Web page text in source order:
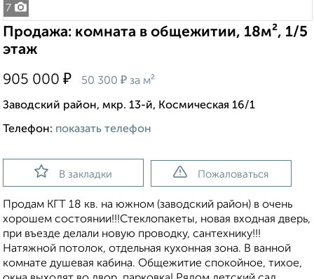
7
Продажа: комната в общежитии, 18м², 1/5
этаж
905 000 ₽ 50 300 ₽ за м²
Заводский район, мкр. 13-й, Космическая 16/1
Телефон: показать телефон
В закладки Пожаловаться
Продам КГТ 18 кв. на южном (заводский район) в очень
хорошем состоянии!!!Стеклопакеты, новая входная дверь,
при въезде делали новую проводку, сантехнику!!!
Натяжной потолок, отдельная кухонная зона. В ванной
комнате душевая кабина. Общежитие спокойное, тихое,